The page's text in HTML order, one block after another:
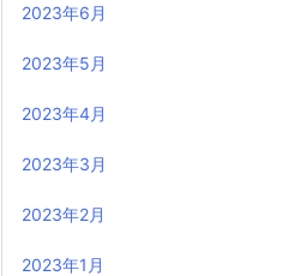
2023年6月
2023年5月
2023年4月
2023年3月
2023年2月
2023年1月